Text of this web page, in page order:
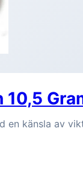
10,5
en känsla av